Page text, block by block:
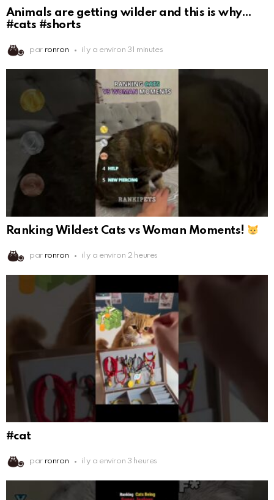
Animals are getting wilder and this is why…
#cats #shorts
par ronron il y a environ 31 minutes
Ranking Wildest Cats vs Woman Moments!
par ronron il y a environ 2 heures
#cat
par ronron il y a environ 3 heures